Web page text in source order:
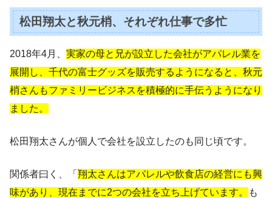
松田翔太と秋元梢、それぞれ仕事で多忙
2018年4月、 実家の母と兄が設立した会社がアパレル業を
展開し、千代の富士グッズを販売するようになると、秋元
梢さんもファミリービジネスを積極的に手伝うようになり
ました。
松田翔太さんが個人で会社を設立したのも同じ頃です。
関係者曰く、「 翔太さんはアパレルや飲食店の経営にも興
味があり、現在までに2つの会社を立ち上げています。
も